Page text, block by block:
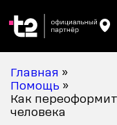
Главная »
Помощь »
Как
человека